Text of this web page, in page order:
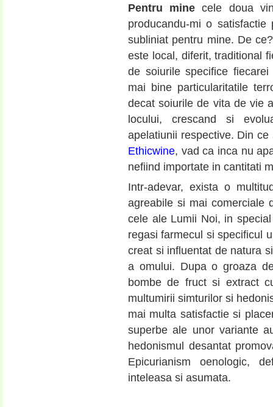
Pentru mine cele doua
producandu-mi o
subliniat pentru mine. De
este local, diferit, traditional
de soiurile specifice
mai bine particularitatile
decat soiurile de vita de vie
locului, crescand si
apelatiunii respective. Din
Ethicwine, vad ca inca nu
nefiind importate in cantitati
Intr-adevar, exista o
agreabile si mai comerciale
cele ale Lumii Noi, in
regasi farmecul si specificul
creat si influentat de natura
a omului. Dupa o groaza
bombe de fruct si extract
multumirii simturilor si
mai multa satisfactie si
superbe ale unor variante
hedonismul desantat
Epicurianism oenologic,
inteleasa si asumata.